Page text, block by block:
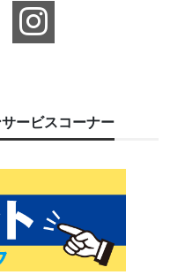
ービスコーナー